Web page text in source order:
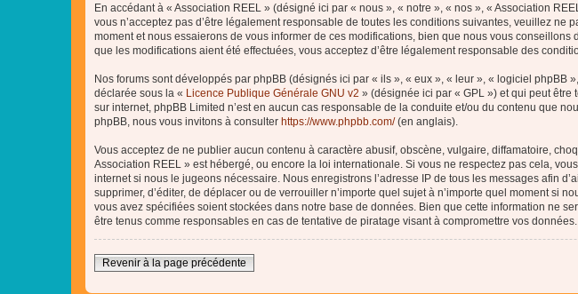
En accédant à « Association REEL » (désigné ici par « nous », « notre », « nos », « Association
vous n’acceptez pas d’être légalement responsable de toutes les conditions suivantes, veuillez
moment et nous essaierons de vous informer de ces modifications, bien que nous vous
que les modifications aient été effectuées, vous acceptez d’être légalement responsable des
Nos forums sont développés par phpBB (désignés ici par « ils », « eux », « leur », « logiciel
déclarée sous la « Licence Publique Générale GNU v2 » (désignée ici par « GPL ») et qui peut être
sur internet, phpBB Limited n’est en aucun cas responsable de la conduite et/ou du contenu que
phpBB, nous vous invitons à consulter https://www.phpbb.com/(en anglais).
Vous acceptez de ne publier aucun contenu à caractère abusif, obscène, vulgaire, diffamatoire,
Association REEL » est hébergé, ou encore la loi internationale. Si vous ne respectez pas cela,
internet si nous le jugeons nécessaire. Nous enregistrons l’adresse IP de tous les messages afin
supprimer, d’éditer, de déplacer ou de verrouiller n’importe quel sujet à n’importe quel moment si
vous avez spécifiées soient stockées dans notre base de données. Bien que cette information ne
être tenus comme responsables en cas de tentative de piratage visant à compromettre vos données.
Revenir à la page précédente